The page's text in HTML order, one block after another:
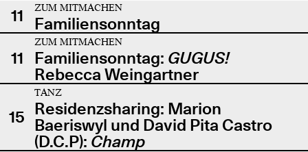
11
ZUM MITMACHEN
Familiensonntag
11
ZUM MITMACHEN
Familiensonntag: GUGUS!
Rebecca Weingartner
15
TANZ
Residenzsharing: Marion
Baeriswyl und David Pita Castro
(D.C.P): Champ